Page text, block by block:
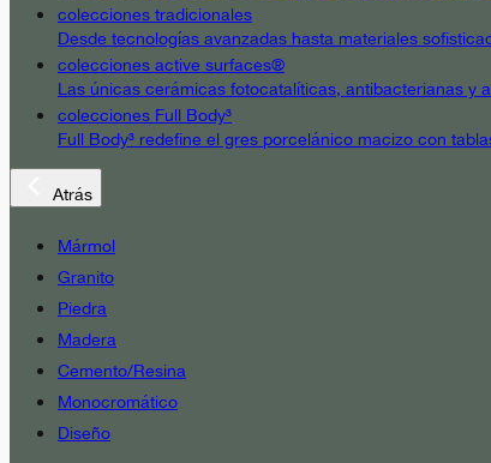
colecciones tradicionales
Desde tecnologías avanzadas hasta materiales
colecciones active surfaces®
Las únicas cerámicas fotocatalíticas, antibacterianas y
colecciones Full Body³
Full Body³ redefine el gres porcelánico macizo con
Atrás
Mármol
Granito
Piedra
Madera
Cemento/Resina
Monocromático
Diseño